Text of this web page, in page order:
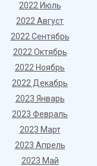
2022 Июль
2022 Август
2022 Сентябрь
2022 Октябрь
2022 Ноябрь
2022 Декабрь
2023 Январь
2023 Февраль
2023 Март
2023 Апрель
2023 Май